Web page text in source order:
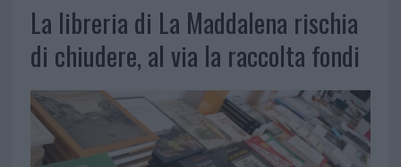
La libreria di La Maddalena rischia
di chiudere, al via la raccolta fondi